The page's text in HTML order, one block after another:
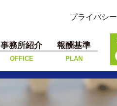
プライバシー
事務所紹介
OFFICE
報酬基準
PLAN